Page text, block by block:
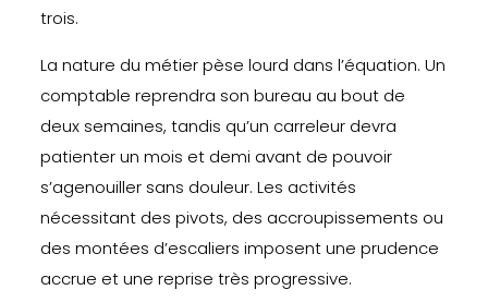
trois.
La nature du métier pèse lourd dans l’équation. Un
comptable reprendra son bureau au bout de
deux semaines, tandis qu’un carreleur devra
patienter un mois et demi avant de pouvoir
s’agenouiller sans douleur. Les activités
nécessitant des pivots, des accroupissements ou
des montées d’escaliers imposent une prudence
accrue et une reprise très progressive.